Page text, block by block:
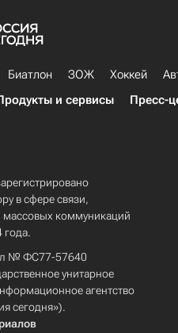
Биатлон ЗОЖ Хоккей
и сервисы Пресс-
в сфере связи,
коммуникаций
№ ФС77-57640
унитарное
агентство
сегодня»).